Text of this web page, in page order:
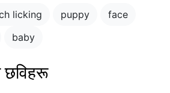
licking puppy
face
baby
छविहरू